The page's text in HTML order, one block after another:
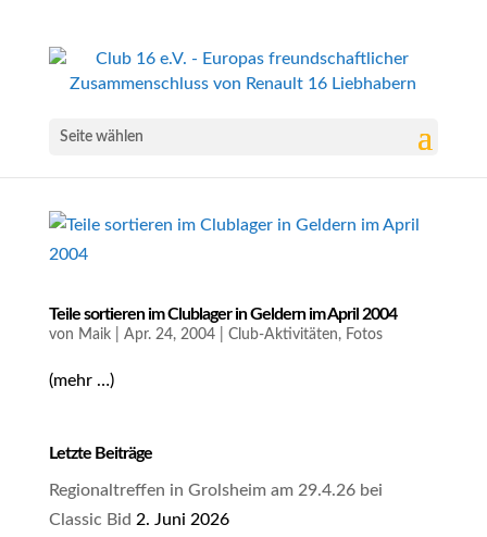
Seite wählen
Teile sortieren im Clublager in Geldern im April 2004
von Maik| Apr. 24, 2004| Club-Aktivitäten, Fotos
(mehr …)
Letzte Beiträge
Regionaltreffen in Grolsheim am 29.4.26 bei
Classic Bid 2. Juni 2026